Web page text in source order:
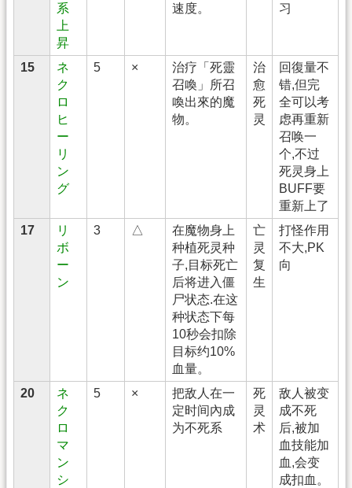
系
上
昇
速度。
习
15
ネ
ク
ロ
ヒ
ー
リ
ン
グ
5 ×
治疗「死靈
召喚」所召
喚出來的魔
物。
治
愈
死
灵
回復量不
错,但完
全可以考
虑再重新
召唤一
个,不过
死灵身上
BUFF要
重新上了
17
リ
ボ
ー
ン
3 △
在魔物身上
种植死灵种
子,目标死亡
后将进入僵
尸状态.在这
种状态下每
10秒会扣除
目标约10%
血量。
亡
灵
复
生
打怪作用
不大,PK
向
20
ネ
ク
ロ
マ
ン
シ
5 ×
把敌人在一
定时间內成
为不死系
死
灵
术
敌人被变
成不死
后,被加
血技能加
血,会变
成扣血。